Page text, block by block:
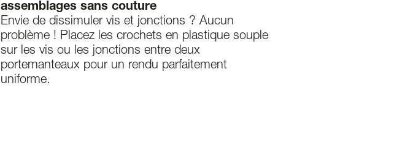
assemblages sans couture
Envie de dissimuler vis et jonctions ? Aucun
problème ! Placez les crochets en plastique souple
sur les vis ou les jonctions entre deux
portemanteaux pour un rendu parfaitement
uniforme.